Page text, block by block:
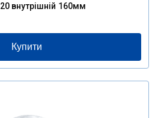
внутрішній 160мм
Купити